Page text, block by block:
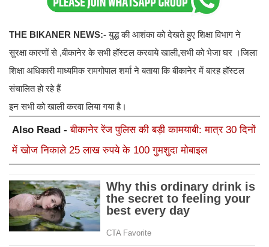
THE BIKANER NEWS:-युद्ध की आशंका को देखते हुए शिक्षा विभाग ने
सुरक्षा कारणों से ,बीकानेर के सभी हॉस्टल करवाये खाली,सभी को भेजा घर ।जिला
शिक्षा अधिकारी माध्यमिक रामगोपाल शर्मा ने बताया कि बीकानेर में बारह हॉस्टल
संचालित हो रहे हैं
इन सभी को खाली करवा लिया गया है।
Also Read -बीकानेर रेंज पुलिस की बड़ी कामयाबी: मात्र 30 दिनों
में खोज निकाले 25 लाख रुपये के 100 गुमशुदा मोबाइल